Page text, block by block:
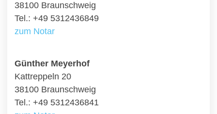
38100 Braunschweig
Tel.: +49 5312436849
zum Notar
Günther Meyerhof
Kattreppeln 20
38100 Braunschweig
Tel.: +49 5312436841